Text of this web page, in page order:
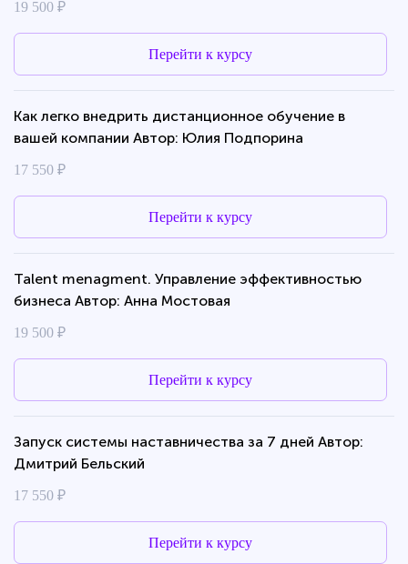
19 500 ₽
Перейти к курсу
Как легко внедрить дистанционное обучение в
вашей компании Автор: Юлия Подпорина
17 550 ₽
Перейти к курсу
Talent menagment. Управление эффективностью
бизнеса Автор: Анна Мостовая
19 500 ₽
Перейти к курсу
Запуск системы наставничества за 7 дней Автор:
Дмитрий Бельский
17 550 ₽
Перейти к курсу